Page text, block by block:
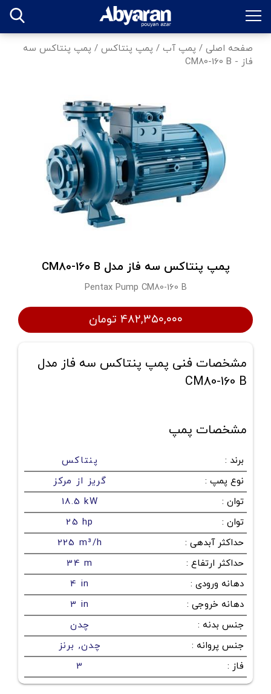
صفحه اصلی / پمپ آب / پمپ پنتاکس / پمپ پنتاکس سه
فاز - CM80-160 B
پمپ پنتاکس سه فاز مدل CM80-160 B
Pentax Pump CM80-160 B
۴۸۲,۳۵۰,۰۰۰ تومان
مشخصات فنی پمپ پنتاکس سه فاز مدل
CM80-160 B
مشخصات پمپ
برند :
پنتاکس
نوع پمپ :
گریز از مرکز
توان :
18.5 kW
توان :
25 hp
حداکثر آبدهی :
225 m³/h
حداکثر ارتفاع :
34 m
دهانه ورودی :
4 in
دهانه خروجی :
3 in
جنس بدنه :
چدن
جنس پروانه :
چدن, برنز
فاز :
3